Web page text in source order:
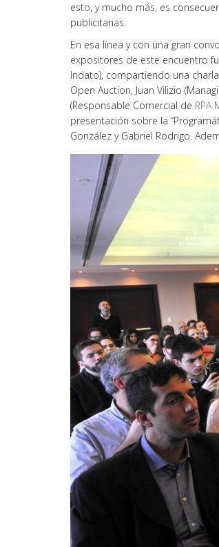
esto, y mucho más, es
publicitarias.
En esa línea y con una gran
expositores de este encuentro
Indato), compartiendo una
Open Auction, Juan Vilizio
(Responsable Comercial de RPA
presentación sobre la
González y Gabriel Rodrigo.